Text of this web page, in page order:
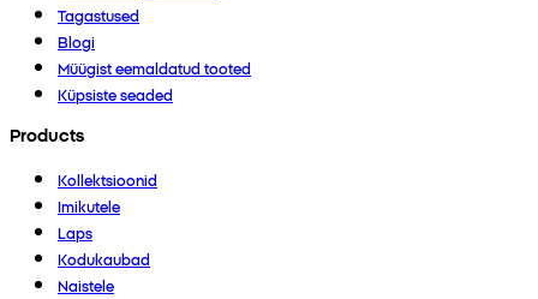
Tagastused
Blogi
Müügist eemaldatud tooted
Küpsiste seaded
Products
Kollektsioonid
Imikutele
Laps
Kodukaubad
Naistele